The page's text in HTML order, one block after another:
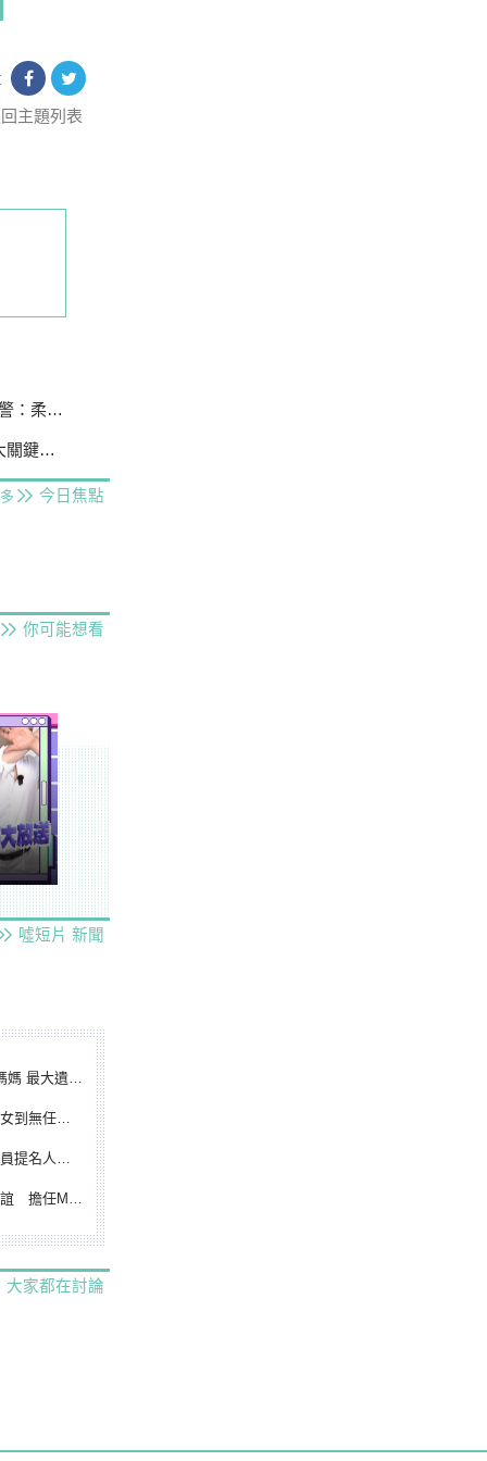
主題列表
勸導
建置
今日焦點
你可能想看
噓短片 新聞
憾無緣大聯盟
判人生國際發光
名 將另提他人
台灣日開球嘉賓
大家都在討論